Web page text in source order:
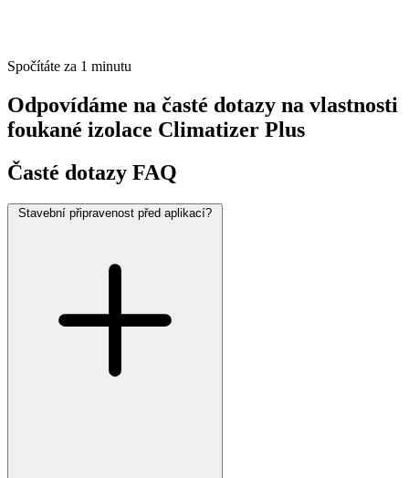
Spočítáte za 1 minutu
Odpovídáme na časté dotazy na vlastnosti
foukané izolace Climatizer Plus
Časté dotazy FAQ
Stavební připravenost před aplikací?